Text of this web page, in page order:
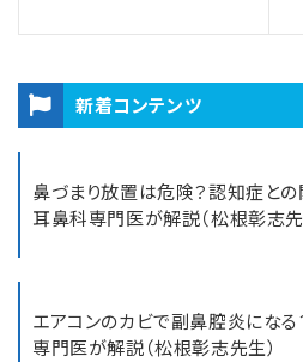
新着コンテンツ
鼻づまり放置は危険？認知症と
耳鼻科専門医が解説（松根彰志先
エアコンのカビで副鼻腔炎になる
専門医が解説（松根彰志先生）